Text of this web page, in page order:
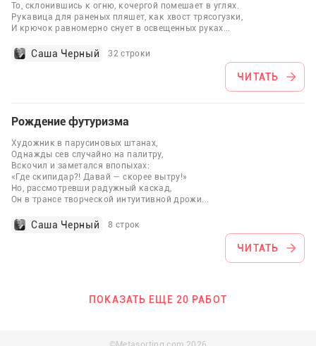
То, склонившись к огню, кочергой помешает в углях.
Рукавица для раненых пляшет, как хвост трясогузки,
И крючок равномерно снует в освещенных руках...
Саша Черный 32 строки
ЧИТАТЬ
Рождение футуризма
Художник в парусиновых штанах,
Однажды сев случайно на палитру,
Вскочил и заметался впопыхах:
«Где скипидар?! Давай — скорее вытру!»
Но, рассмотревши радужный каскад,
Он в трансе творческой интуитивной дрожи...
Саша Черный 8 строк
ЧИТАТЬ
ПОКАЗАТЬ ЕЩЕ 20 РАБОТ